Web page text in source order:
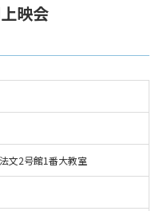
映会
文2号館1番大教室